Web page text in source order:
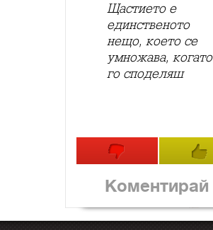
Щастието е
единственото
нещо, което се
умножава, когато
го споделяш
Коментирай